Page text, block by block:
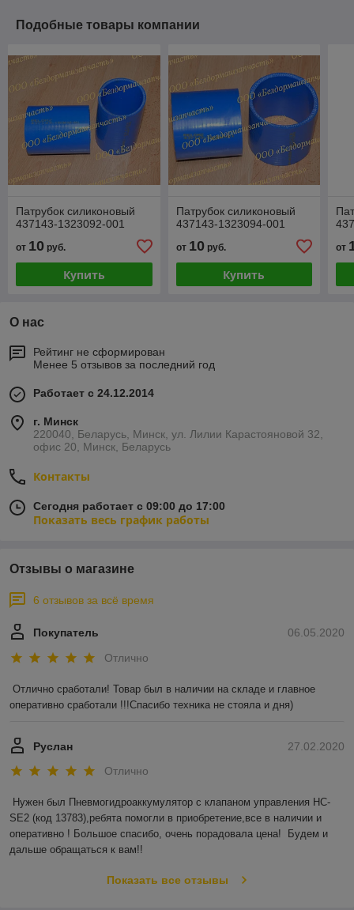
Подобные товары компании
Патрубок силиконовый
437143-1323092-001
от 10 руб.
Купить
Патрубок силиконовый
437143-1323094-001
от 10руб.
Купить
от
О нас
Рейтинг не сформирован
Менее 5 отзывов за последний год
Работает с 24.12.2014
г. Минск
220040, Беларусь, Минск, ул. Лилии Карастояновой 32,
офис 20, Минск, Беларусь
Контакты
Сегодня работает с 09:00 до 17:00
Показать весь график работы
Отзывы о магазине
6 отзывов за всё время
06.05.2020
Покупатель
Отлично
Отлично сработали! Товар был в наличии на складе и главное
оперативно сработали !!!Спасибо техника не стояла и дня)
27.02.2020
Руслан
Отлично
Нужен был Пневмогидроаккумулятор с клапаном управления HC-
SE2 (код 13783),ребята помогли в приобретение,все в наличии и
оперативно ! Большое спасибо, очень порадовала цена!  Будем и
дальше обращаться к вам!!
Показать все отзывы